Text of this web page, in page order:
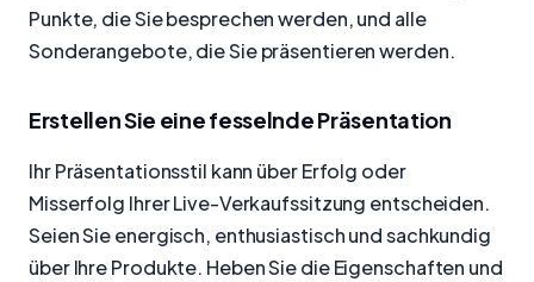
Punkte, die Sie besprechen werden, und alle
Sonderangebote, die Sie präsentieren werden.
Erstellen Sie eine fesselnde Präsentation
Ihr Präsentationsstil kann über Erfolg oder
Misserfolg Ihrer Live-Verkaufssitzung entscheiden.
Seien Sie energisch, enthusiastisch und sachkundig
über Ihre Produkte. Heben Sie die Eigenschaften und